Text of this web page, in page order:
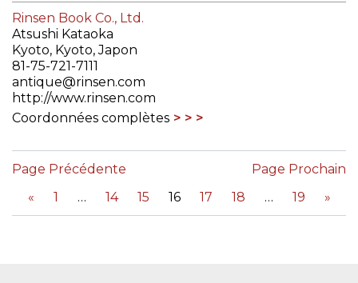
Rinsen Book Co., Ltd.
Atsushi Kataoka
Kyoto, Kyoto, Japon
81-75-721-7111
antique@rinsen.com
http://www.rinsen.com
Coordonnées complètes
Page Précédente
«
1 14 15 16 17 18 19 »
Page Prochain